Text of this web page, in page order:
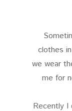
clothes
we wear
me for
Recently I